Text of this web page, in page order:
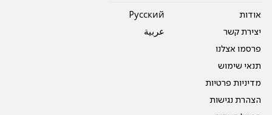
אודות
יצירת קשר
פרסמו אצלנו
תנאי שימוש
מדיניות פרטיות
הצהרת נגישות
Pусский
عربية